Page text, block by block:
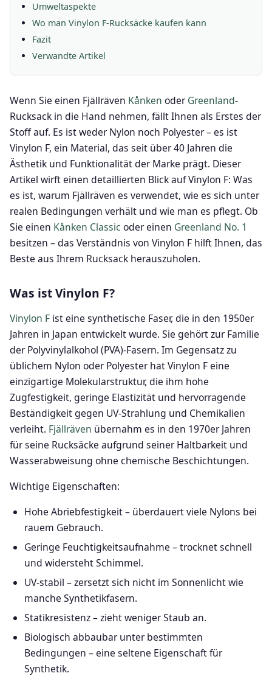
Umweltaspekte
Wo man Vinylon F-Rucksäcke kaufen kann
Fazit
Verwandte Artikel
Wenn Sie einen Fjällräven Kånken oderGreenland-
Rucksack in die Hand nehmen, fällt Ihnen als Erstes der
Stoff auf. Es ist weder Nylon noch Polyester – es ist
Vinylon F, ein Material, das seit über 40 Jahren die
Ästhetik und Funktionalität der Marke prägt. Dieser
Artikel wirft einen detaillierten Blick auf Vinylon F: Was
es ist, warum Fjällräven es verwendet, wie es sich unter
realen Bedingungen verhält und wie man es pflegt. Ob
Sie einen Kånken Classic oder einen Greenland No. 1
besitzen – das Verständnis von Vinylon F hilft Ihnen, das
Beste aus Ihrem Rucksack herauszuholen.
Was ist Vinylon F?
Vinylon F ist eine synthetische Faser, die in den 1950er
Jahren in Japan entwickelt wurde. Sie gehört zur Familie
der Polyvinylalkohol (PVA)-Fasern. Im Gegensatz zu
üblichem Nylon oder Polyester hat Vinylon F eine
einzigartige Molekularstruktur, die ihm hohe
Zugfestigkeit, geringe Elastizität und hervorragende
Beständigkeit gegen UV-Strahlung und Chemikalien
verleiht. Fjällräven übernahm es in den 1970er Jahren
für seine Rucksäcke aufgrund seiner Haltbarkeit und
Wasserabweisung ohne chemische Beschichtungen.
Wichtige Eigenschaften:
Hohe Abriebfestigkeit – überdauert viele Nylons bei
rauem Gebrauch.
Geringe Feuchtigkeitsaufnahme – trocknet schnell
und widersteht Schimmel.
UV-stabil – zersetzt sich nicht im Sonnenlicht wie
manche Synthetikfasern.
Statikresistenz – zieht weniger Staub an.
Biologisch abbaubar unter bestimmten
Bedingungen – eine seltene Eigenschaft für
Synthetik.